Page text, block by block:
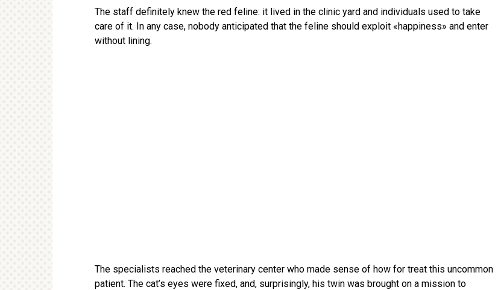
The staff definitely knew the red feline: it lived in the clinic yard and individuals used to take
care of it. In any case, nobody anticipated that the feline should exploit «happiness» and enter
without lining.
The specialists reached the veterinary center who made sense of how for treat this uncommon
patient. The cat’s eyes were fixed, and, surprisingly, his twin was brought on a mission to